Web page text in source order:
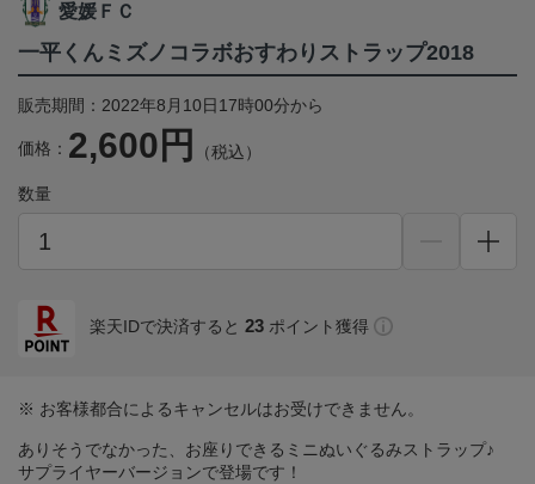
愛媛ＦＣ
一平くんミズノコラボおすわりストラップ2018
販売期間：2022年8月10日17時00分から
価格： 2,600円 （税込）
数量
楽天IDで決済すると 23 ポイント獲得
※ お客様都合によるキャンセルはお受けできません。
ありそうでなかった、お座りできるミニぬいぐるみストラップ♪
サプライヤーバージョンで登場です！